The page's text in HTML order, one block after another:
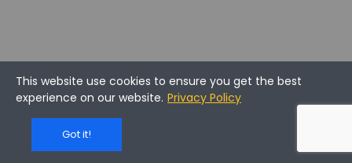
This website use cookies to ensure you get the best
experience on our website. Privacy Policy
Got it!